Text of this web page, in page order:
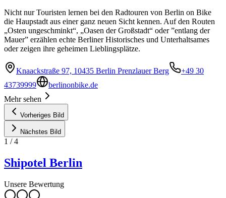
Nicht nur Touristen lernen bei den Radtouren von Berlin on Bike
die Haupstadt aus einer ganz neuen Sicht kennen. Auf den Routen
„Osten ungeschminkt“, „Oasen der Großstadt“ oder ”entlang der
Mauer” erzählen echte Berliner Historisches und Unterhaltsames
oder zeigen ihre geheimen Lieblingsplätze.
Knaackstraße 97, 10435 Berlin Prenzlauer Berg
+49 30
43739999
berlinonbike.de
Mehr sehen
Vorheriges Bild
Nächstes Bild
1 /4
Shipotel Berlin
Unsere Bewertung